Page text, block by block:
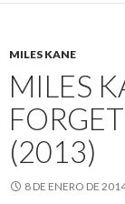
MILES KANE
MILES
(2013)
8 DE ENERO DE